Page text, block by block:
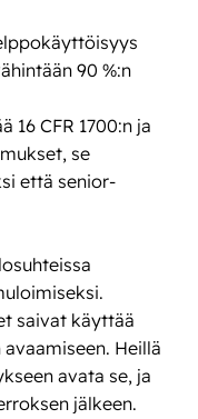
90 %:n
16 CFR 1700:n ja
se
että senior-
saivat käyttää
Heillä
avata se, ja
jälkeen.